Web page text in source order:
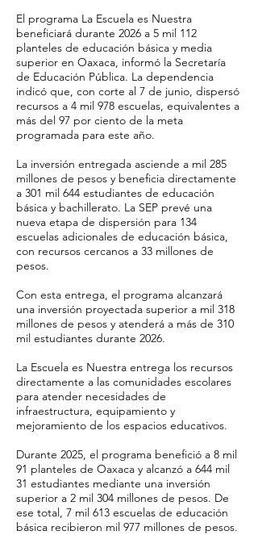
El programa La Escuela es Nuestra
beneficiará durante 2026 a 5 mil 112
planteles de educación básica y media
superior en Oaxaca, informó la Secretaría
de Educación Pública. La dependencia
indicó que, con corte al 7 de junio, dispersó
recursos a 4 mil 978 escuelas, equivalentes a
más del 97 por ciento de la meta
programada para este año.
La inversión entregada asciende a mil 285
millones de pesos y beneficia directamente
a 301 mil 644 estudiantes de educación
básica y bachillerato. La SEP prevé una
nueva etapa de dispersión para 134
escuelas adicionales de educación básica,
con recursos cercanos a 33 millones de
pesos.
Con esta entrega, el programa alcanzará
una inversión proyectada superior a mil 318
millones de pesos y atenderá a más de 310
mil estudiantes durante 2026.
La Escuela es Nuestra entrega los recursos
directamente a las comunidades escolares
para atender necesidades de
infraestructura, equipamiento y
mejoramiento de los espacios educativos.
Durante 2025, el programa benefició a 8 mil
91 planteles de Oaxaca y alcanzó a 644 mil
31 estudiantes mediante una inversión
superior a 2 mil 304 millones de pesos. De
ese total, 7 mil 613 escuelas de educación
básica recibieron mil 977 millones de pesos.